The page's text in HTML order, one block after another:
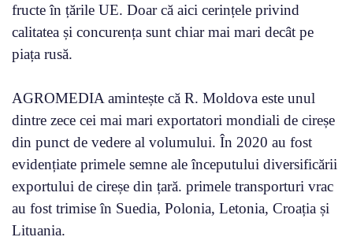
fructe în țările UE. Doar că aici cerințele privind
calitatea și concurența sunt chiar mai mari decât pe
piața rusă.
AGROMEDIA amintește că R. Moldova este unul
dintre zece cei mai mari exportatori mondiali de cireșe
din punct de vedere al volumului. În 2020 au fost
evidențiate primele semne ale începutului diversificării
exportului de cireșe din țară. primele transporturi vrac
au fost trimise în Suedia, Polonia, Letonia, Croația și
Lituania.